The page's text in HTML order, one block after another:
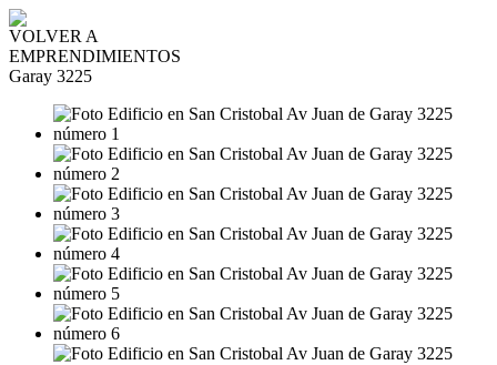
VOLVER A
EMPRENDIMIENTOS
Garay 3225